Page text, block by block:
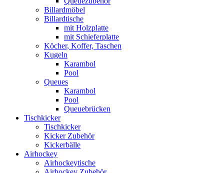
Billardmöbel
Billardtische
mit Holzplatte
mit Schieferplatte
Köcher, Koffer, Taschen
Kugeln
Karambol
Pool
Queues
Karambol
Pool
Queuebrücken
Tischkicker
Tischkicker
Kicker Zubehör
Kickerbälle
Airhockey
Airhockeytische